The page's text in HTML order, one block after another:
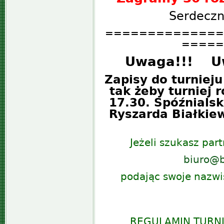
Uwaga!!!
Zapisy do
tak żeby turniej
17.30.
Ryszarda
Jeżeli szukasz
podając swoje